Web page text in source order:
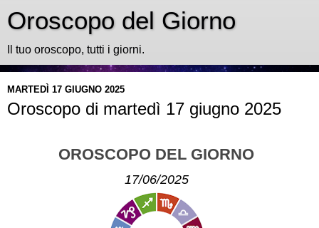
Oroscopo del Giorno
Il tuo oroscopo, tutti i giorni.
MARTEDÌ 17 GIUGNO 2025
Oroscopo di martedì 17 giugno 2025
OROSCOPO DEL GIORNO
17/06/2025